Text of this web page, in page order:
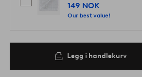
149 NOK
Our best value!
Legg i handlekurv